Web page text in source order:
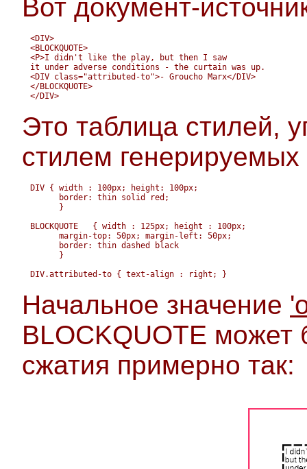
Вот документ-
<DIV>
<BLOCKQUOTE>
<P>I didn't like the play, but then I saw
it under adverse conditions - the curtain was up.
<DIV class="attributed-to">- Groucho Marx</DIV>
</BLOCKQUOTE>
</DIV>
Это таблица стилей,
стилем генерируемых
DIV { width : 100px; height: 100px;
      border: thin solid red;
      }
BLOCKQUOTE   { width : 125px; height : 100px;
      margin-top: 50px; margin-left: 50px;
      border: thin dashed black
      }
DIV.attributed-to { text-align : right; }
Начальное значение
BLOCKQUOTE может
сжатия примерно так: